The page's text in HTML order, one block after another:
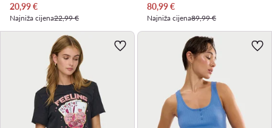
Trenutna cijena
20,99€
Najniža cijena22,99 €
Trenutna cijena
80,99€
Najniža cijena89,99 €